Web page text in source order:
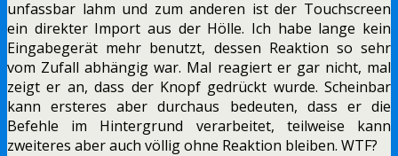
unfassbar lahm und zum anderen ist der Touchscreen
ein direkter Import aus der Hölle. Ich habe lange kein
Eingabegerät mehr benutzt, dessen Reaktion so sehr
vom Zufall abhängig war. Mal reagiert er gar nicht, mal
zeigt er an, dass der Knopf gedrückt wurde. Scheinbar
kann ersteres aber durchaus bedeuten, dass er die
Befehle im Hintergrund verarbeitet, teilweise kann
zweiteres aber auch völlig ohne Reaktion bleiben. WTF?